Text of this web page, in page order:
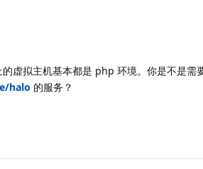
虚拟主机基本都是 php 环境。你是不是需
halo 的服务？